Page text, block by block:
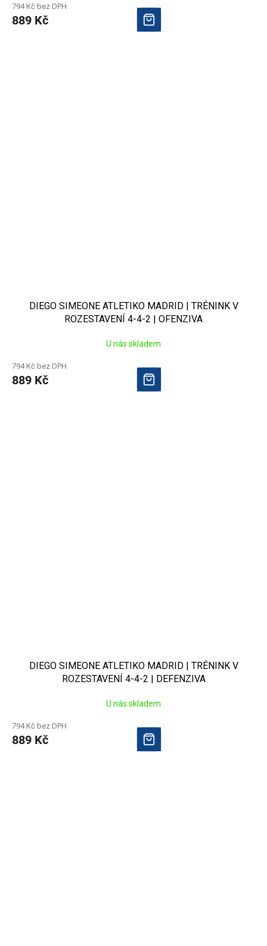
794 Kč bez DPH
889 Kč
DIEGO SIMEONE ATLETIKO MADRID | TRÉNINK V
ROZESTAVENÍ 4-4-2 | OFENZIVA
U nás skladem
794 Kč bez DPH
889 Kč
DIEGO SIMEONE ATLETIKO MADRID | TRÉNINK V
ROZESTAVENÍ 4-4-2 | DEFENZIVA
U nás skladem
794 Kč bez DPH
889 Kč